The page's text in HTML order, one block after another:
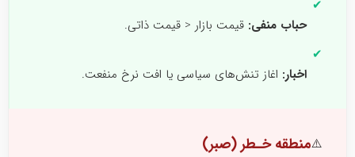
✔
حباب منفی: قیمت بازار < قیمت ذاتی.
✔
اخبار: اغاز تنش‌های سیاسی یا افت نرخ منفعت.
⚠️منطقه خـطر (صبر)